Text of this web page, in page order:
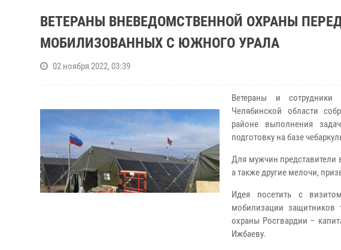
ВЕТЕРАНЫ ВНЕВЕДОМСТВЕННОЙ ОХРАНЫ
МОБИЛИЗОВАННЫХ С ЮЖНОГО УРАЛА
02 ноября 2022, 03:39
Ветераны и сотрудники
Челябинской области
районе выполнения
подготовку на базе
Для мужчин представители
а также другие мелочи,
Идея посетить с
мобилизации защитников
охраны Росгвардии –
Ижбаеву.